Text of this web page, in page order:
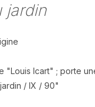
jardin
"Louis Icart" ; porte
/ IX / 90"